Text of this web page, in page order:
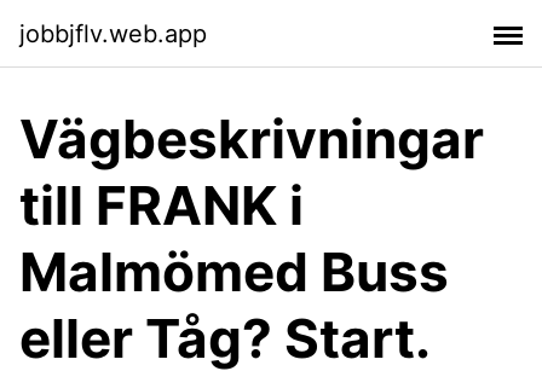
jobbjflv.web.app
Vägbeskrivningar
till FRANK i
Malmömed Buss
eller Tåg? Start.